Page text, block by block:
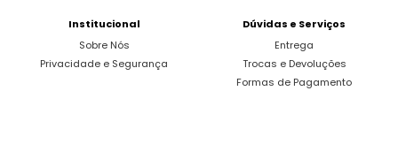
Institucional
Sobre Nós
Privacidade e Segurança
Dúvidas e Serviços
Entrega
Trocas e Devoluções
Formas de Pagamento